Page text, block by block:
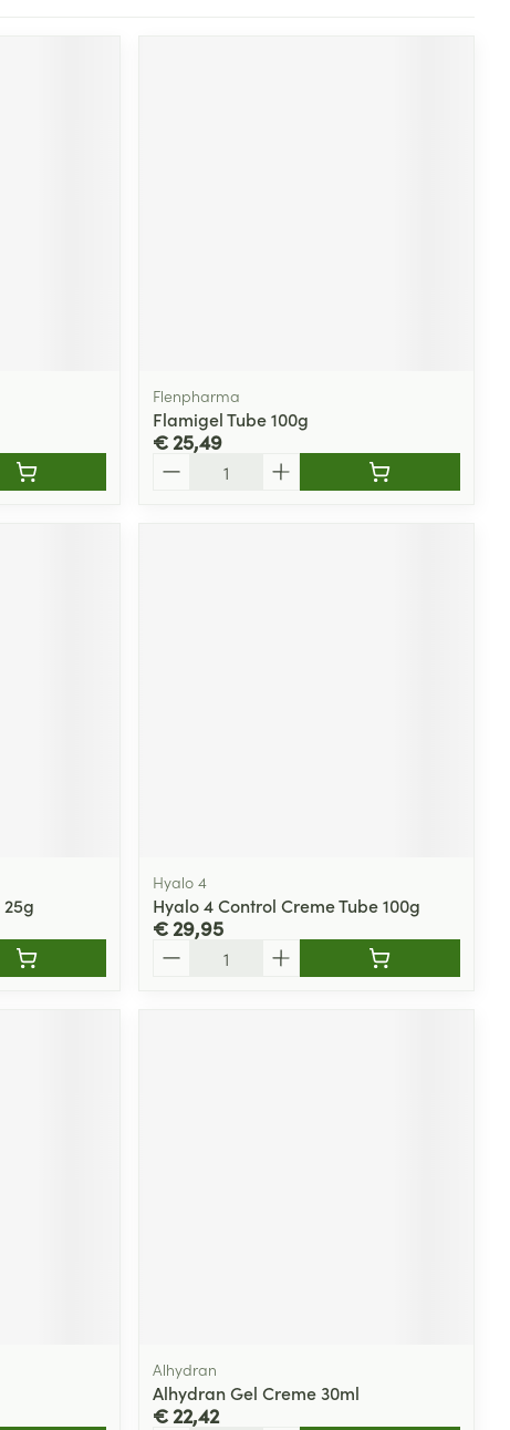
Flenpharma
Flamigel Tube 100g
€ 25,49
Hyalo 4
Hyalo 4 Control Creme Tube 100g
€ 29,95
Alhydran
Alhydran Gel Creme 30ml
€ 22,42